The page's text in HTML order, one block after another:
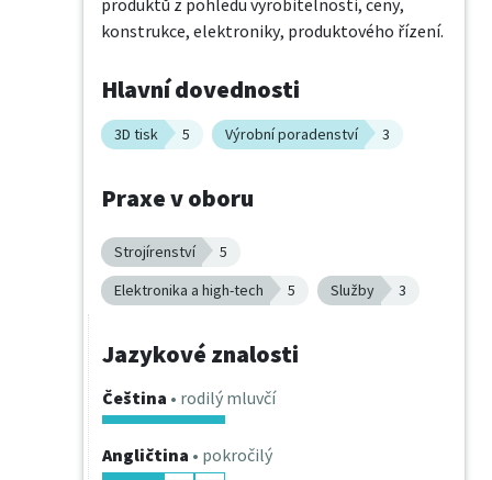
produktů z pohledu vyrobitelnosti, ceny,
konstrukce, elektroniky, produktového řízení.
Hlavní dovednosti
3D tisk 5 Výrobní poradenství 3
Praxe v oboru
Strojírenství
5
Elektronika a high-tech
5 Služby 3
Jazykové znalosti
Čeština • rodilý mluvčí
Angličtina • pokročilý